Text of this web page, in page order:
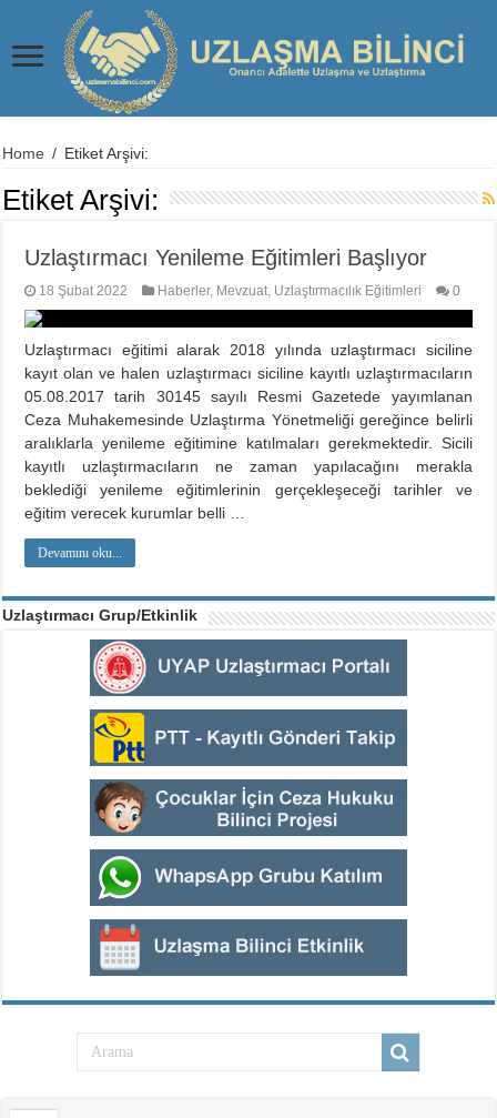
Home / Etiket Arşivi:
Etiket Arşivi:
Uzlaştırmacı Yenileme Eğitimleri Başlıyor
18 Şubat 2022 Haberler, Mevzuat, Uzlaştırmacılık Eğitimleri 0
Uzlaştırmacı eğitimi alarak 2018 yılında uzlaştırmacı siciline
kayıt olan ve halen uzlaştırmacı siciline kayıtlı uzlaştırmacıların
05.08.2017 tarih 30145 sayılı Resmi Gazetede yayımlanan
Ceza Muhakemesinde Uzlaştırma Yönetmeliği gereğince belirli
aralıklarla yenileme eğitimine katılmaları gerekmektedir. Sicili
kayıtlı uzlaştırmacıların ne zaman yapılacağını merakla
beklediği yenileme eğitimlerinin gerçekleşeceği tarihler ve
eğitim verecek kurumlar belli …
Devamını oku...
Uzlaştırmacı Grup/Etkinlik